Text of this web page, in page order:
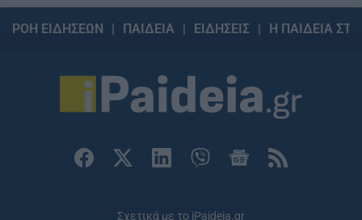
ΡΟΗ ΕΙΔΗΣΕΩΝ ΠΑΙΔΕΙΑ ΕΙΔΗΣΕΙΣ Η ΠΑΙΔΕΙΑ
Σχετικά με το iPaideia.gr